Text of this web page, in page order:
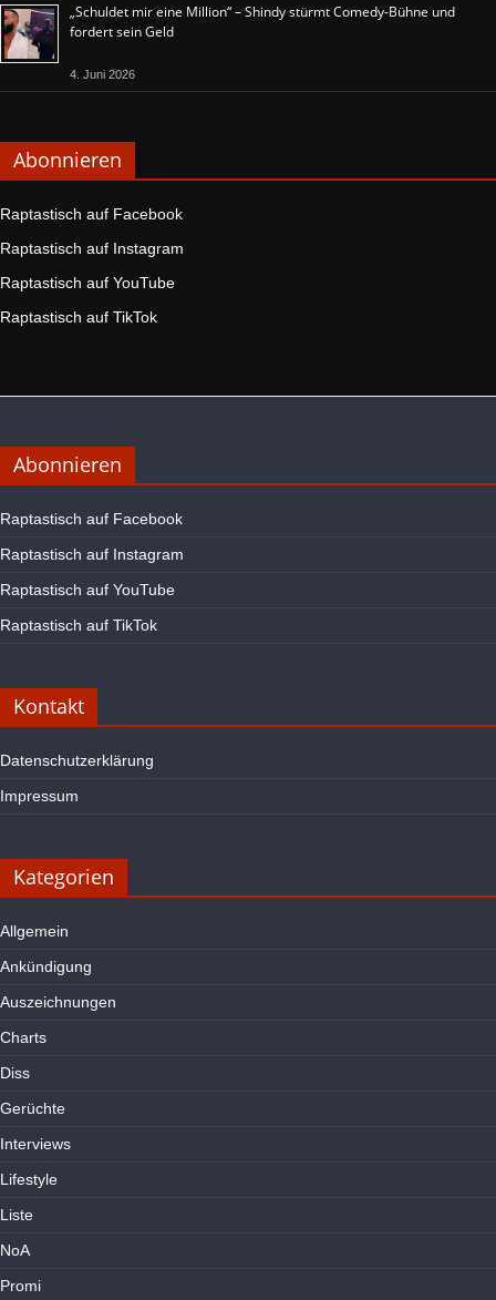
„Schuldet mir eine Million“ – Shindy stürmt Comedy-Bühne und
fordert sein Geld
4. Juni 2026
Abonnieren
Raptastisch auf Facebook
Raptastisch auf Instagram
Raptastisch auf YouTube
Raptastisch auf TikTok
Abonnieren
Raptastisch auf Facebook
Raptastisch auf Instagram
Raptastisch auf YouTube
Raptastisch auf TikTok
Kontakt
Datenschutzerklärung
Impressum
Kategorien
Allgemein
Ankündigung
Auszeichnungen
Charts
Diss
Gerüchte
Interviews
Lifestyle
Liste
NoA
Promi